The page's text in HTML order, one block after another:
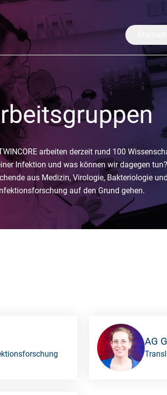
arbeiten derzeit rund 100
Infektion und was können wir dagegen
aus Medizin, Virologie, Bakteriologie
auf den Grund gehen.
AG